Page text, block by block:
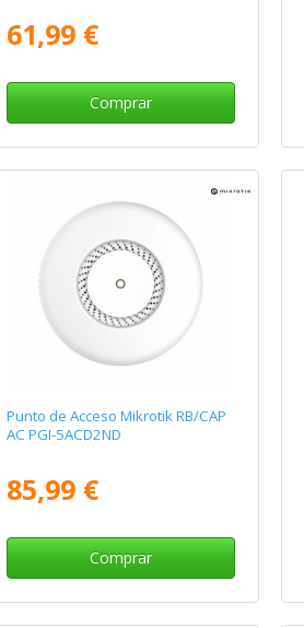
61,99 €
Comprar
Punto de Acceso Mikrotik RB/CAP
AC PGI-5ACD2ND
85,99 €
Comprar